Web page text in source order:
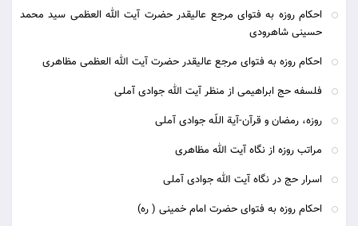
احکام روزه به فتوای مرجع عالیقدر حضرت آیت الله العظمی سید محمد
حسینی شاهرودی
احکام روزه به فتوای مرجع عالیقدر حضرت آیت الله العظمی مظاهری
فلسفه حج ابراهیمی از منظر آیت الله جوادی آملی
روزه، رمضان و قرآن-آیة اللّه جوادی آملی
مراتب روزه از نگاه آیت الله مظاهری
اسرار حج در نگاه آیت الله جوادی آملی
احکام روزه به فتوای حضرت امام خمینی ( ره)